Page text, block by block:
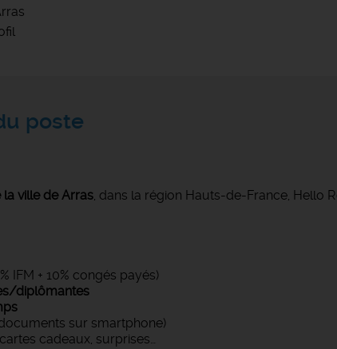
poste
ville de Arras, dans la région Hauts-de-France, Hello
IFM + 10% congés payés)
diplômantes
sur smartphone)
cadeaux, surprises…